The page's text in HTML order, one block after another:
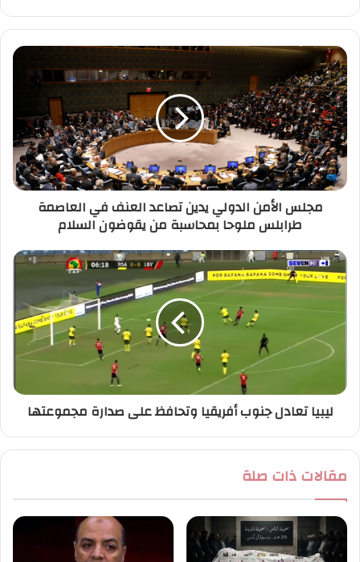
ر
د
ك
ا
ل
إ
ل
ك
ر
مجلس الأمن الدولي يدين تصاعد العنف في العاصمة
طرابلس ملوحا بمحاسبة من يقوضون السلام
ليبيا تعادل جنوب أفريقيا وتحافظ على صدارة مجموعتها
مقالات ذات صلة